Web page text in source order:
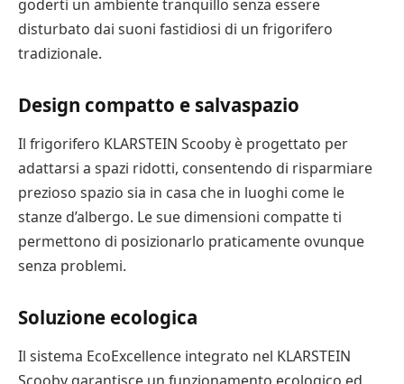
goderti un ambiente tranquillo senza essere
disturbato dai suoni fastidiosi di un frigorifero
tradizionale.
Design compatto e salvaspazio
Il frigorifero KLARSTEIN Scooby è progettato per
adattarsi a spazi ridotti, consentendo di risparmiare
prezioso spazio sia in casa che in luoghi come le
stanze d’albergo. Le sue dimensioni compatte ti
permettono di posizionarlo praticamente ovunque
senza problemi.
Soluzione ecologica
Il sistema EcoExcellence integrato nel KLARSTEIN